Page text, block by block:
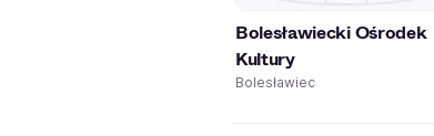
Bolesławiecki Ośrodek
Kultury
Bolesławiec